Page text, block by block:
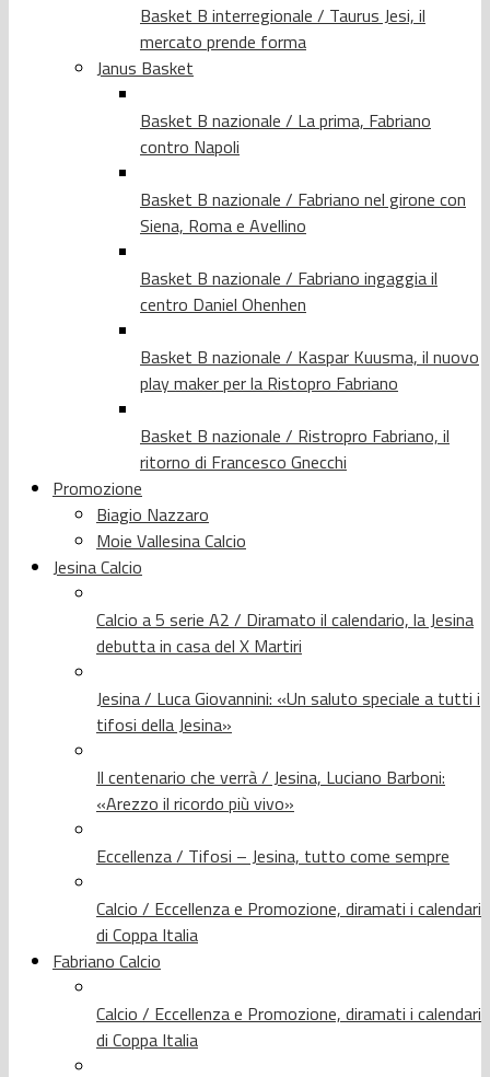
Basket B interregionale / Taurus Jesi, il
mercato prende forma
Janus Basket
Basket B nazionale / La prima, Fabriano
contro Napoli
Basket B nazionale / Fabriano nel girone con
Siena, Roma e Avellino
Basket B nazionale / Fabriano ingaggia il
centro Daniel Ohenhen
Basket B nazionale / Kaspar Kuusma, il nuovo
play maker per la Ristopro Fabriano
Basket B nazionale / Ristropro Fabriano, il
ritorno di Francesco Gnecchi
Promozione
Biagio Nazzaro
Moie Vallesina Calcio
Jesina Calcio
Calcio a 5 serie A2 / Diramato il calendario, la Jesina
debutta in casa del X Martiri
Jesina / Luca Giovannini: «Un saluto speciale a tutti i
tifosi della Jesina»
Il centenario che verrà / Jesina, Luciano Barboni:
«Arezzo il ricordo più vivo»
Eccellenza / Tifosi – Jesina, tutto come sempre
Calcio / Eccellenza e Promozione, diramati i calendari
di Coppa Italia
Fabriano Calcio
Calcio / Eccellenza e Promozione, diramati i calendari
di Coppa Italia